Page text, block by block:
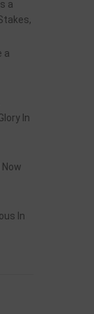
a
a
In
Now
In